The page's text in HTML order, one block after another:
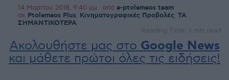
14 Μαρτίου 2018, 9:40 μμ από e-ptolemeos team
σε Ptolemeos Plus Κινηματογραφικές Προβολές ΤΑ
ΣΗΜΑΝΤΙΚΟΤΕΡΑ
Reading Time: 1 min read
Ακολουθήστε μας στο Google News
και μάθετε πρώτοι όλες τις ειδήσεις!